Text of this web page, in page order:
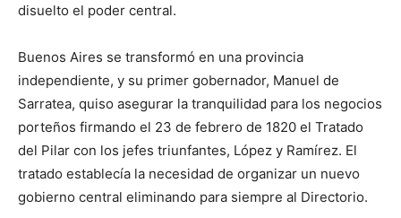
disuelto el poder central.
Buenos Aires se transformó en una provincia
independiente, y su primer gobernador, Manuel de
Sarratea, quiso asegurar la tranquilidad para los negocios
porteños firmando el 23 de febrero de 1820 el Tratado
del Pilar con los jefes triunfantes, López y Ramírez. El
tratado establecía la necesidad de organizar un nuevo
gobierno central eliminando para siempre al Directorio.